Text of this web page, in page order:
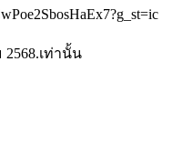
เท่านั้น